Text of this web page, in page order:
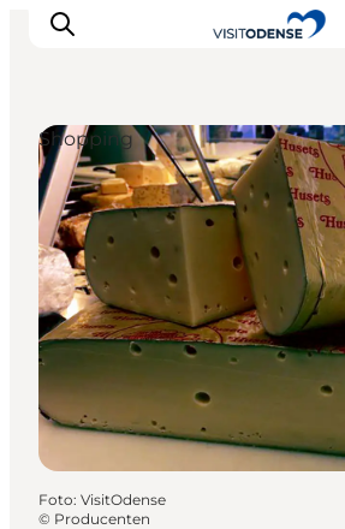
Odense erleben
Veranstaltungen
Reiseplanung
Inspiration
Shopping
Foto: VisitOdense
© Producenten